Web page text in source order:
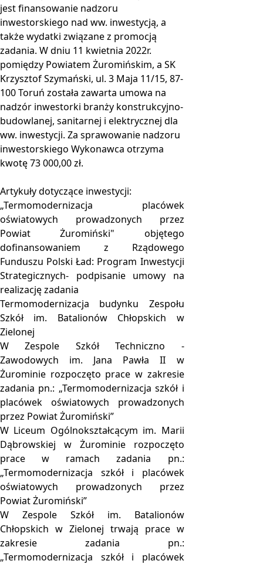
jest finansowanie nadzoru
inwestorskiego nad ww. inwestycją, a
także wydatki związane z promocją
zadania. W dniu 11 kwietnia 2022r.
pomiędzy Powiatem Żuromińskim, a SK
Krzysztof Szymański, ul. 3 Maja 11/15, 87-
100 Toruń została zawarta umowa na
nadzór inwestorki branży konstrukcyjno-
budowlanej, sanitarnej i elektrycznej dla
ww. inwestycji. Za sprawowanie nadzoru
inwestorskiego Wykonawca otrzyma
kwotę 73 000,00 zł.
Artykuły dotyczące inwestycji:
„Termomodernizacja placówek
oświatowych prowadzonych przez
Powiat Żuromiński" objętego
dofinansowaniem z Rządowego
Funduszu Polski Ład: Program Inwestycji
Strategicznych- podpisanie umowy na
realizację zadania
Termomodernizacja budynku Zespołu
Szkół im. Batalionów Chłopskich w
Zielonej
W Zespole Szkół Techniczno -
Zawodowych im. Jana Pawła II w
Żurominie rozpoczęto prace w zakresie
zadania pn.: „Termomodernizacja szkół i
placówek oświatowych prowadzonych
przez Powiat Żuromiński”
W Liceum Ogólnokształcącym im. Marii
Dąbrowskiej w Żurominie rozpoczęto
prace w ramach zadania pn.:
„Termomodernizacja szkół i placówek
oświatowych prowadzonych przez
Powiat Żuromiński”
W Zespole Szkół im. Batalionów
Chłopskich w Zielonej trwają prace w
zakresie zadania pn.:
„Termomodernizacja szkół i placówek